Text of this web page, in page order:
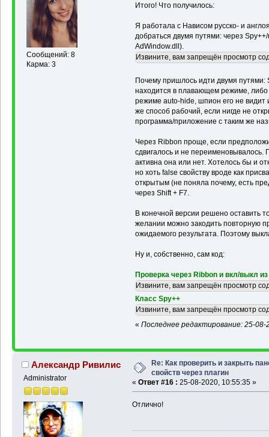
Сообщений: 8
Карма: 3
Итого! Что получилось:
Я работала с Нависом русско- и
добраться двумя путями: через
AdWindow.dll).
Извините, вам запрещён просмотр
Почему пришлось идти двумя путями:
находится в плавающем режиме, либо
режиме auto-hide, шпион его не видит
же способ рабочий, если нигде не
программа/приложение с таким же
Через Ribbon проще, если
сдвигалось и не
активна она или нет. Хотелось бы и
но хоть false свойству вроде как
открытым (не поняла почему, есть
через Shift + F7.
В конечной версии решено оставить
желании можно закодить повторную
ожидаемого результата. Поэтому
Ну и, собственно, сам код:
Проверка через Ribbon и вкл/выкл
Извините, вам запрещён просмотр
Класс Spy++
Извините, вам запрещён просмотр
« Последнее редактирование: 25-08-
Александр Ривилис
Administrator
Re: Как проверить и закрыть
свойств через плагин
« Ответ #16 : 25-08-2020, 10:55:35 »
Отлично!